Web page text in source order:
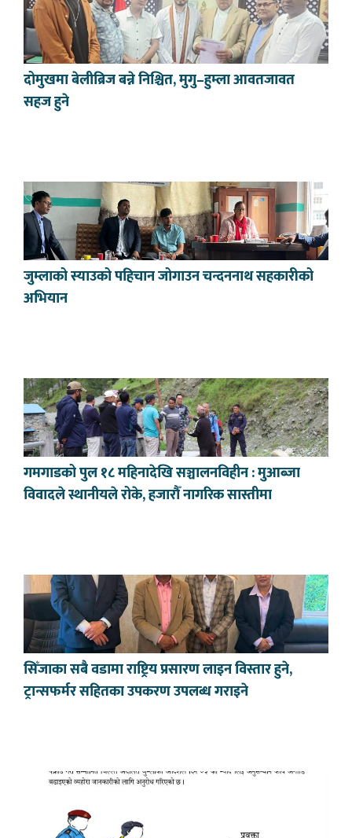
दोमुखमा बेलीब्रिज बन्ने निश्चित, मुगु–हुम्ला आवतजावत
सहज हुने
जुम्लाको स्याउको पहिचान जोगाउन चन्दननाथ सहकारीको
अभियान
गमगाडको पुल १८ महिनादेखि सञ्चालनविहीन : मुआब्जा
विवादले स्थानीयले रोके, हजारौँ नागरिक सास्तीमा
सिँजाका सबै वडामा राष्ट्रिय प्रसारण लाइन विस्तार हुने,
ट्रान्सफर्मर सहितका उपकरण उपलब्ध गराइने